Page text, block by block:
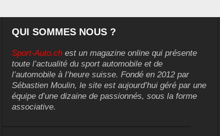
QUI SOMMES NOUS ?
Sport-Auto.ch est un magazine online qui présente
toute l’actualité du sport automobile et de
l’automobile à l’heure suisse. Fondé en 2012 par
Sébastien Moulin, le site est aujourd’hui géré par une
équipe d’une dizaine de passionnés, sous la forme
associative.